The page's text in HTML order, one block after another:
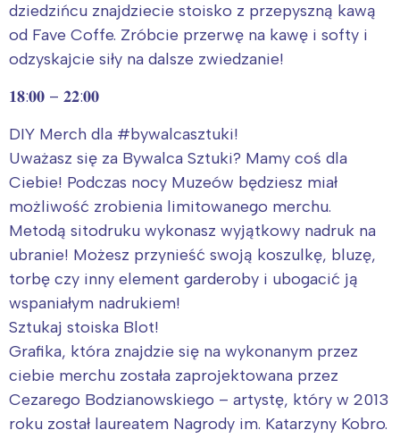
dziedzińcu znajdziecie stoisko z przepyszną kawą
od Fave Coffe. Zróbcie przerwę na kawę i softy i
odzyskajcie siły na dalsze zwiedzanie!
𝟏𝟖:𝟎𝟎 – 𝟐𝟐:𝟎𝟎
DIY Merch dla #bywalcasztuki!
Uważasz się za Bywalca Sztuki? Mamy coś dla
Ciebie! Podczas nocy Muzeów będziesz miał
możliwość zrobienia limitowanego merchu.
Metodą sitodruku wykonasz wyjątkowy nadruk na
ubranie! Możesz przynieść swoją koszulkę, bluzę,
torbę czy inny element garderoby i ubogacić ją
wspaniałym nadrukiem!
Sztukaj stoiska Blot!
Grafika, która znajdzie się na wykonanym przez
ciebie merchu została zaprojektowana przez
Cezarego Bodzianowskiego – artystę, który w 2013
roku został laureatem Nagrody im. Katarzyny Kobro.